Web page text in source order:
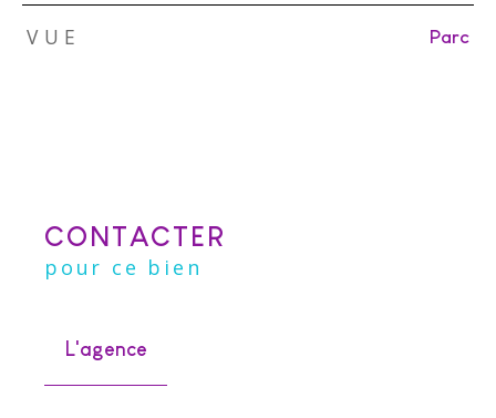
VUE Parc
CONTACTER
pour ce bien
L'agence